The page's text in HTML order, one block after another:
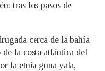
tras los pasos de
cerca de la bahía
de la costa atlántica del
la etnia guna yala,